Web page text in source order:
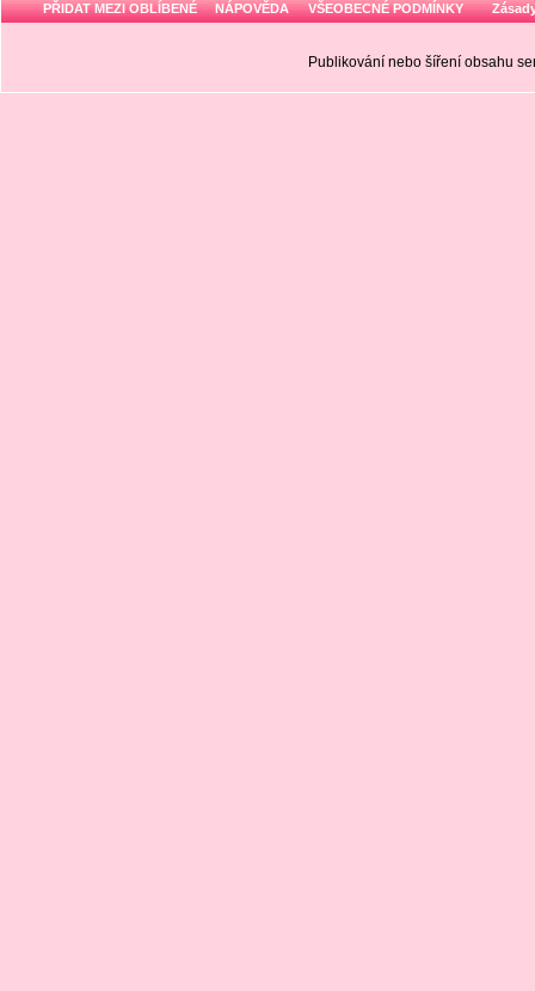
PŘIDAT MEZI OBLÍBENÉ NÁPOVĚDA VŠEOBECNÉ PODMÍNKY
Publikování nebo šíření obsahu